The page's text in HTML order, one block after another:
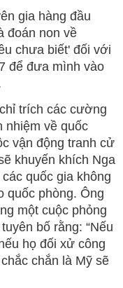
gia hàng đầu
đoán non về
chưa biết' đối với
để đưa mình vào
trích các cường
nhiệm về quốc
vận động tranh cử
khuyến khích Nga
quốc gia không
quốc phòng. Ông
một cuộc phỏng
bố rằng: “Nếu
họ đối xử công
chắn là Mỹ sẽ